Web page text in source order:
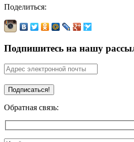
Поделиться:
Подпишитесь на нашу
Обратная связь: